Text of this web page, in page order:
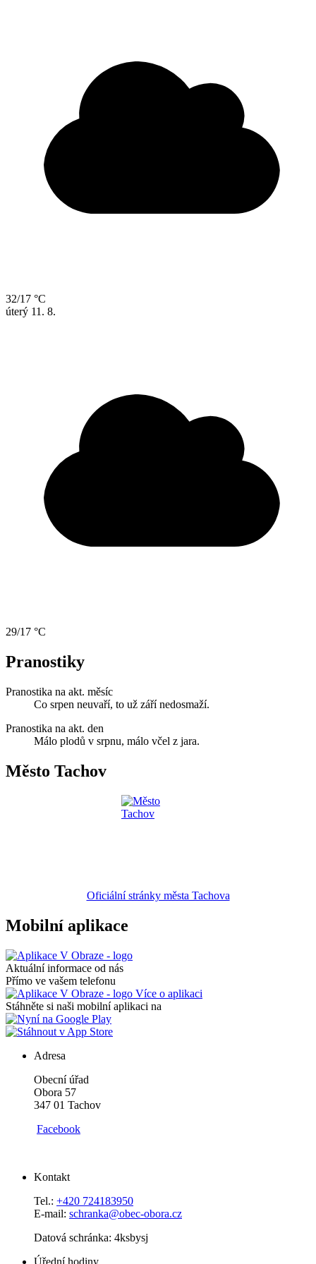
32/17 °C
úterý 11. 8.
29/17 °C
Pranostiky
Pranostika na akt. měsíc
Co srpen neuvaří, to už září nedosmaží.
Pranostika na akt. den
Málo plodů v srpnu, málo včel z jara.
Město Tachov
Oficiální stránky města Tachova
Mobilní aplikace
Aktuální informace od nás
Přímo ve vašem telefonu
Více o aplikaci
Stáhněte si naši mobilní aplikaci na
Adresa
Obecní úřad
Obora 57
347 01 Tachov
Facebook
Kontakt
Tel.: +420 724183950
E-mail: schranka@obec-obora.cz
Datová schránka: 4ksbysj
Úřední hodiny